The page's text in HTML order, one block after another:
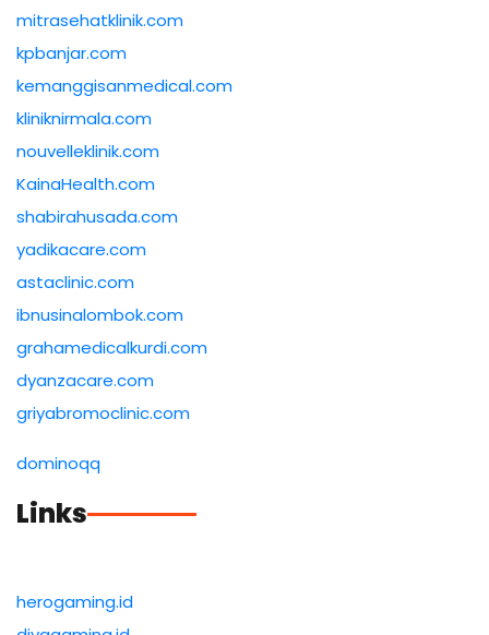
mitrasehatklinik.com
kpbanjar.com
kemanggisanmedical.com
kliniknirmala.com
nouvelleklinik.com
KainaHealth.com
shabirahusada.com
yadikacare.com
astaclinic.com
ibnusinalombok.com
grahamedicalkurdi.com
dyanzacare.com
griyabromoclinic.com
dominoqq
Links
herogaming.id